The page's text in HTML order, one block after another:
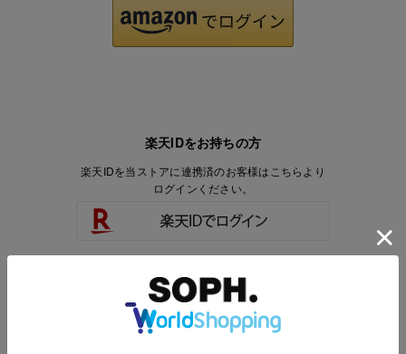
楽天IDをお持ちの方
楽天IDを当ストアに連携済のお客様はこちらより
ログインください。
楽天IDをお持ちで、当ストアのアカウントを
お持ちでないお客様はこちらより
会員登録いただけます。